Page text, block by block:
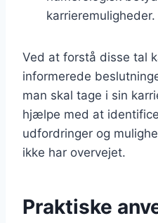
karrieremuligheder.
Ved at forstå disse tal
informerede
man skal tage i sin
hjælpe med at
udfordringer og
ikke har overvejet.
Praktiske